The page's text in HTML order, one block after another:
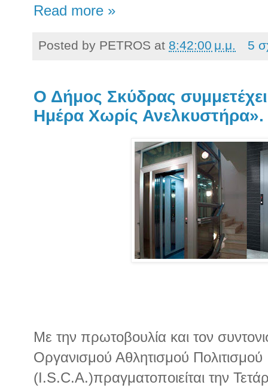
Read more »
Posted by PETROS at 8:42:00 μ.μ. 5
Ο Δήμος Σκύδρας
Ημέρα Χωρίς Ανελκυστήρα».
Με την πρωτοβουλία και τον
Οργανισμού Αθλητισμού Πολιτισμού
(I.S.C.A.)πραγματοποιείται την